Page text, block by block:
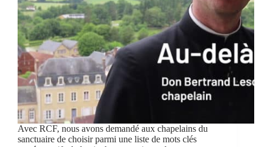
Avec RCF, nous avons demandé aux chapelains du
sanctuaire de choisir parmi une liste de mots clés